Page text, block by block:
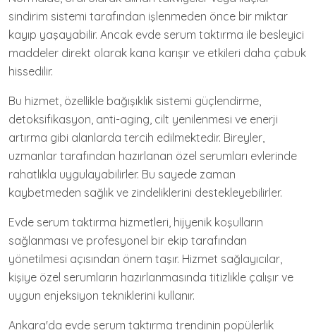
sindirim sistemi tarafından işlenmeden önce bir miktar
kayıp yaşayabilir. Ancak evde serum taktırma ile besleyici
maddeler direkt olarak kana karışır ve etkileri daha çabuk
hissedilir.
Bu hizmet, özellikle bağışıklık sistemi güçlendirme,
detoksifikasyon, anti-aging, cilt yenilenmesi ve enerji
artırma gibi alanlarda tercih edilmektedir. Bireyler,
uzmanlar tarafından hazırlanan özel serumları evlerinde
rahatlıkla uygulayabilirler. Bu sayede zaman
kaybetmeden sağlık ve zindeliklerini destekleyebilirler.
Evde serum taktırma hizmetleri, hijyenik koşulların
sağlanması ve profesyonel bir ekip tarafından
yönetilmesi açısından önem taşır. Hizmet sağlayıcılar,
kişiye özel serumların hazırlanmasında titizlikle çalışır ve
uygun enjeksiyon tekniklerini kullanır.
Ankara'da evde serum taktırma trendinin popülerlik